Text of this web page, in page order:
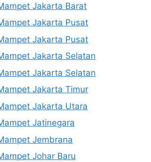
Jakarta Barat
Jakarta Pusat
Jakarta Pusat
Jakarta Selatan
Jakarta Selatan
Jakarta Timur
Jakarta Utara
Jatinegara
Jembrana
Johar Baru